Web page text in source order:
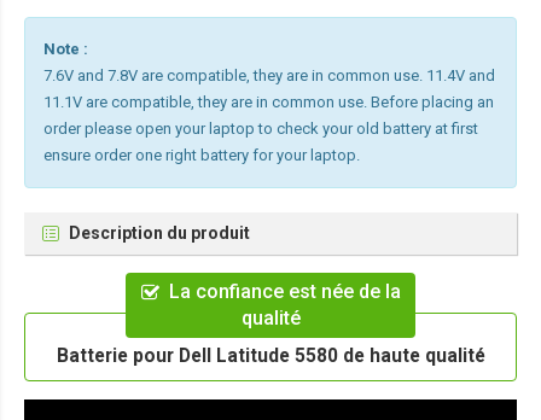
Note :
7.6V and 7.8V are compatible, they are in common use. 11.4V and
11.1V are compatible, they are in common use. Before placing an
order please open your laptop to check your old battery at first
ensure order one right battery for your laptop.
Description du produit
La confiance est née de la
qualité
Batterie pour Dell Latitude 5580 de haute qualité